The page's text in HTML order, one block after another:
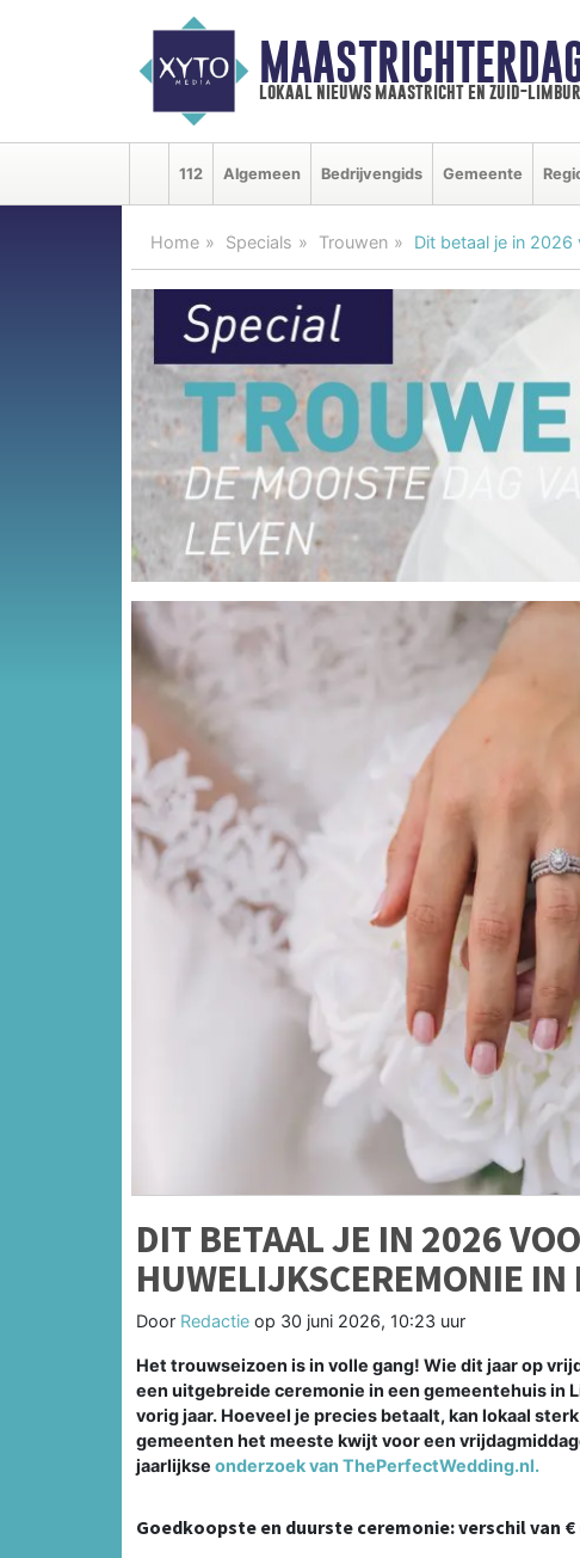
lokaal nieuws maastricht en zuid-
112 Algemeen Bedrijvengids Gemeente
Home Specials Trouwen Dit betaal je in
DIT BETAAL JE IN 2026
HUWELIJKSCEREMONIE IN
Door Redactie op 30 juni 2026, 10:23 uur
Het trouwseizoen is in volle gang! Wie dit jaar op
een uitgebreide ceremonie in een gemeentehuis in
vorig jaar. Hoeveel je precies betaalt, kan lokaal
gemeenten het meeste kwijt voor een
jaarlijkse onderzoek van ThePerfectWedding.nl.
Goedkoopste en duurste ceremonie: verschil van €